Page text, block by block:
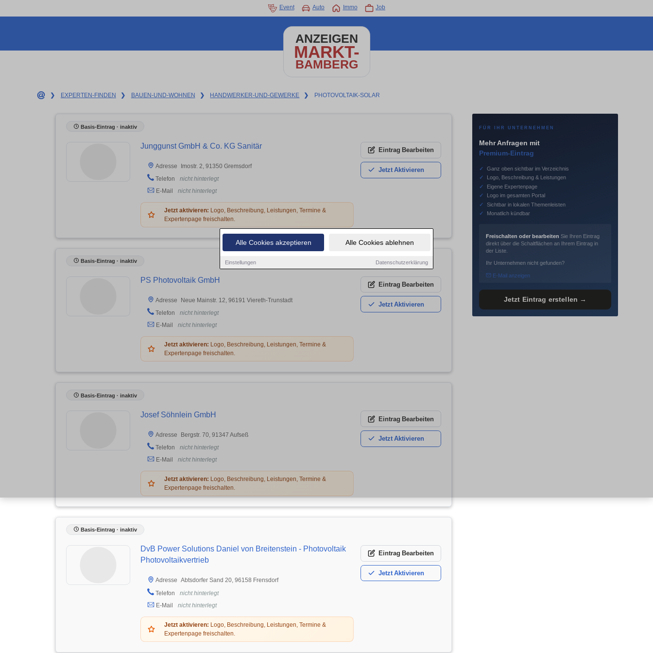
Alle Cookies akzeptieren Alle Cookies ablehnen
Einstellungen Datenschutzerklärung
Event Auto Immo Job
ANZEIGEN
MARKT-
BAMBERG
❯ EXPERTEN-FINDEN ❯ BAUEN-UND-WOHNEN ❯ HANDWERKER-UND-GEWERKE ❯ PHOTOVOLTAIK-SOLAR
Basis-Eintrag · inaktiv
Junggunst GmbH & Co. KG Sanitär
Adresse
Imostr. 2, 91350 Gremsdorf
Telefon
nicht hinterlegt
E-Mail
nicht hinterlegt
Jetzt aktivieren: Logo, Beschreibung, Leistungen, Termine &
Expertenpage freischalten.
Eintrag Bearbeiten
Jetzt Aktivieren
Basis-Eintrag · inaktiv
PS Photovoltaik GmbH
Adresse
Neue Mainstr. 12, 96191 Viereth-Trunstadt
Telefon
nicht hinterlegt
E-Mail
nicht hinterlegt
Jetzt aktivieren: Logo, Beschreibung, Leistungen, Termine &
Expertenpage freischalten.
Eintrag Bearbeiten
Jetzt Aktivieren
Basis-Eintrag · inaktiv
Josef Söhnlein GmbH
Adresse
Bergstr. 70, 91347 Aufseß
Telefon
nicht hinterlegt
E-Mail
nicht hinterlegt
Jetzt aktivieren: Logo, Beschreibung, Leistungen, Termine &
Expertenpage freischalten.
Eintrag Bearbeiten
Jetzt Aktivieren
Basis-Eintrag · inaktiv
DvB Power Solutions Daniel von Breitenstein - Photovoltaik
Photovoltaikvertrieb
Adresse Abtsdorfer Sand 20, 96158 Frensdorf
Telefon
nicht hinterlegt
E-Mail
nicht hinterlegt
Jetzt aktivieren: Logo, Beschreibung, Leistungen, Termine &
Expertenpage freischalten.
Eintrag Bearbeiten
Jetzt Aktivieren
FÜR IHR UNTERNEHMEN
Mehr Anfragen mit
Premium-Eintrag
✓
Ganz oben sichtbar im Verzeichnis
✓
Logo, Beschreibung & Leistungen
✓
Eigene Expertenpage
✓
Logo im gesamten Portal
✓
Sichtbar in lokalen Themenleisten
✓
Monatlich kündbar
Freischalten oder bearbeiten Sie Ihren Eintrag
direkt über die Schaltflächen an Ihrem Eintrag in
der Liste.
Ihr Unternehmen nicht gefunden?
E-Mail anzeigen
Jetzt Eintrag erstellen →